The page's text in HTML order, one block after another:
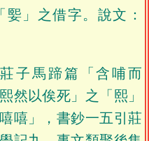
」之借字。說文：
子馬蹄篇「含哺而
然以俟死」之「熙」
嘻」，書鈔一五引莊